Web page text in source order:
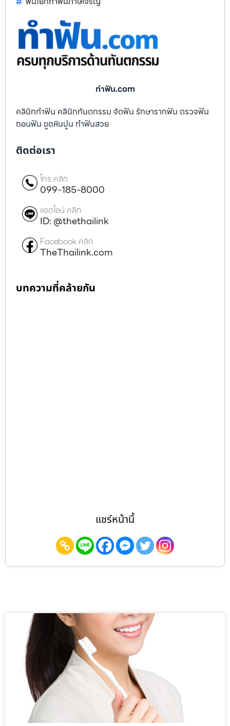
ทําฟัน.com
คลินิกทำฟัน คลินิกทันตกรรม จัดฟัน รักษารากฟัน ตรวจฟัน
ถอนฟัน ขูดหินปูน ทำฟันสวย
ติดต่อเรา
โทร คลิก
099-185-8000
แอดไลน์ คลิก
ID: @thethailink
Facebook คลิก
TheThailink.com
บทความที่คล้ายกัน
แชร์หน้านี้